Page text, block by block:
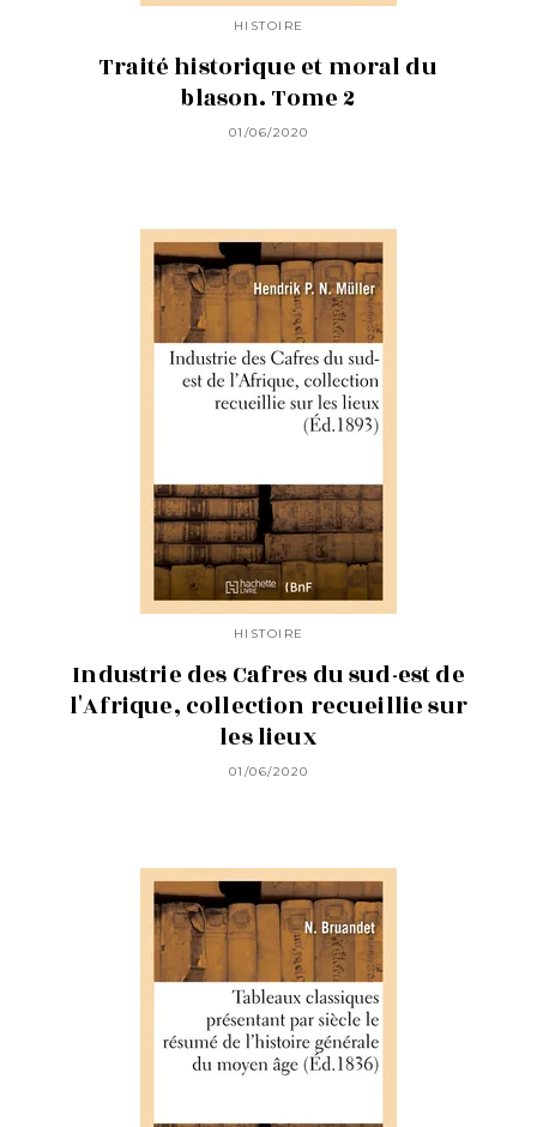
HISTOIRE
Traité historique et moral du
blason. Tome 2
01/06/2020
HISTOIRE
Industrie des Cafres du sud-est de
l'Afrique, collection recueillie sur
les lieux
01/06/2020